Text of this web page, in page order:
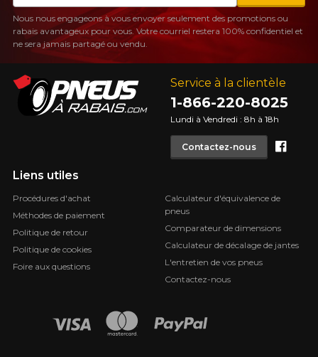
Service à la clientèle
1-866-220-8025
Lundi à Vendredi : 8h à 18h
Contactez-nous
Liens utiles
Procédures d'achat
Méthodes de paiement
Politique de retour
Politique de cookies
Foire aux questions
Calculateur d'équivalence de
pneus
Comparateur de dimensions
Calculateur de décalage de jantes
L'entretien de vos pneus
Contactez-nous
Nous nous engageons à vous envoyer seulement des promotions ou
rabais avantageux pour vous. Votre courriel restera 100% confidentiel et
ne sera jamais partagé ou vendu.